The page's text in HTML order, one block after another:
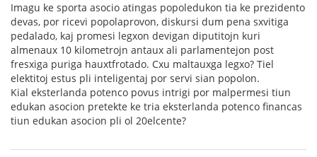
Imagu ke sporta asocio atingas popoledukon tia ke prezidento
devas, por ricevi popolaprovon, diskursi dum pena sxvitiga
pedalado, kaj promesi legxon devigan diputitojn kuri
almenaux 10 kilometrojn antaux ali parlamentejon post
fresxiga puriga hauxtfrotado. Cxu maltauxga legxo? Tiel
elektitoj estus pli inteligentaj por servi sian popolon.
Kial eksterlanda potenco povus intrigi por malpermesi tiun
edukan asocion pretekte ke tria eksterlanda potenco financas
tiun edukan asocion pli ol 20elcente?